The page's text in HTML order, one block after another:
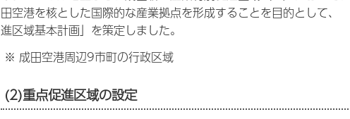
田空港を核とした国際的な産業拠点を形成することを目的として
進区域基本計画」を策定しました。
※ 成田空港周辺9市町の行政区域
(2)重点促進区域の設定